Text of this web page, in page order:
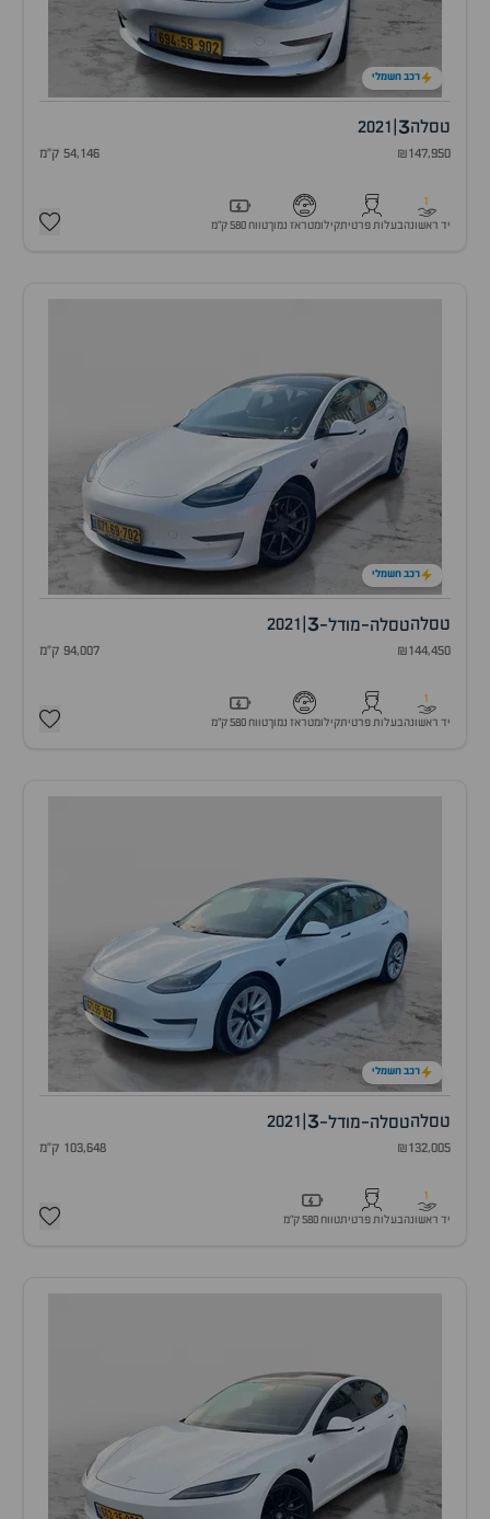
רכב חשמלי
טסלה3
2021
₪147,950 54,146 ק"מ
1
יד ראשונהבעלות פרטיתקילומטראז נמוךטווח 580 ק״מ
רכב חשמלי
טסלהטסלה-מודל-3
2021
₪144,450 94,007 ק"מ
1
יד ראשונהבעלות פרטיתקילומטראז נמוךטווח 580 ק״מ
רכב חשמלי
טסלהטסלה-מודל-3
2021
₪132,005 103,648 ק"מ
1
יד ראשונהבעלות פרטיתטווח 580 ק״מ